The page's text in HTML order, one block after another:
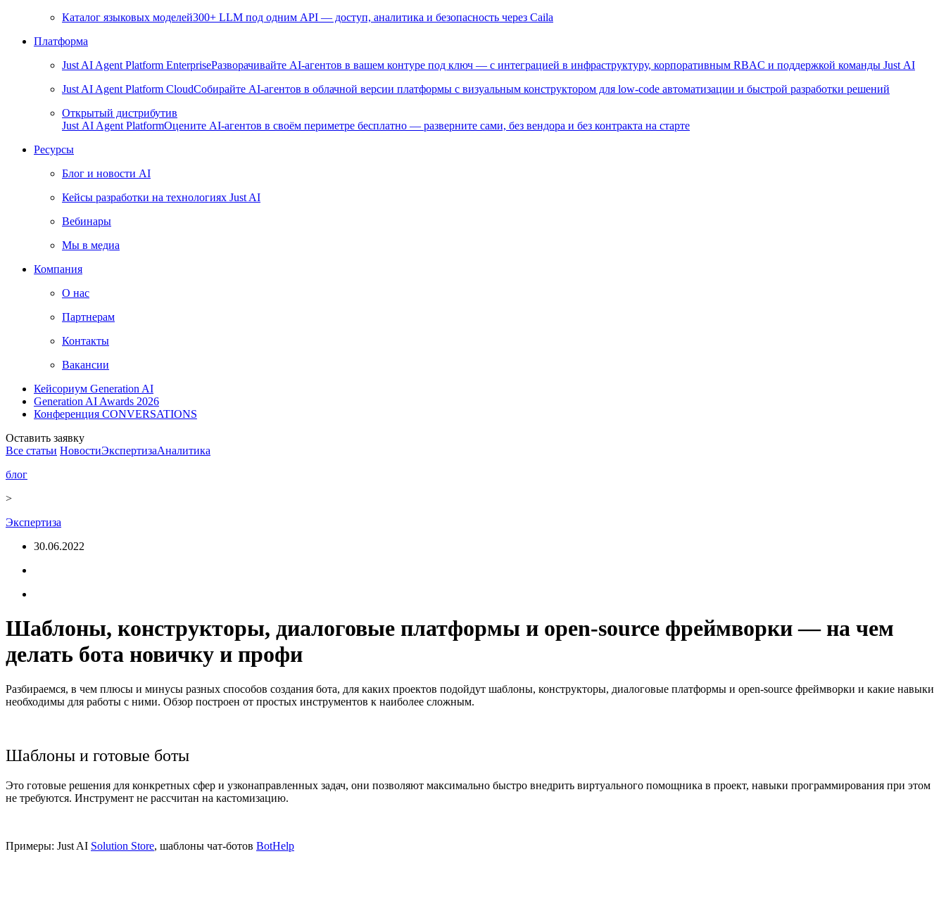
Каталог языковых моделей300+ LLM под одним API — доступ, аналитика и безопасность через Caila
Платформа
Just AI Agent Platform EnterpriseРазворачивайте AI-агентов в вашем контуре под ключ — с интеграцией в инфраструктуру, корпоративным RBAC и поддержкой команды Just AI
Just AI Agent Platform CloudСобирайте AI-агентов в облачной версии платформы с визуальным конструктором для low-code автоматизации и быстрой разработки решений
Открытый дистрибутив
Just AI Agent PlatformОцените AI-агентов в своём периметре бесплатно — разверните сами, без вендора и без контракта на старте
Ресурсы
Блог и новости AI
Кейсы разработки на технологиях Just AI
Вебинары
Мы в медиа
Компания
О нас
Партнерам
Контакты
Вакансии
Кейсориум Generation AI
Generation AI Awards 2026
Конференция CONVERSATIONS
Оставить заявку
Все статьи НовостиЭкспертизаАналитика
блог
>
Экспертиза
30.06.2022
Шаблоны, конструкторы, диалоговые платформы и open-source фреймворки — на чем
делать бота новичку и профи
Разбираемся, в чем плюсы и минусы разных способов создания бота, для каких проектов подойдут шаблоны, конструкторы, диалоговые платформы и open-source фреймворки и какие навыки
необходимы для работы с ними. Обзор построен от простых инструментов к наиболее сложным.
Шаблоны и готовые боты
Это готовые решения для конкретных сфер и узконаправленных задач, они позволяют максимально быстро внедрить виртуального помощника в проект, навыки программирования при этом
не требуются. Инструмент не рассчитан на кастомизацию.
Примеры: Just AI Solution Store, шаблоны чат-ботов BotHelp